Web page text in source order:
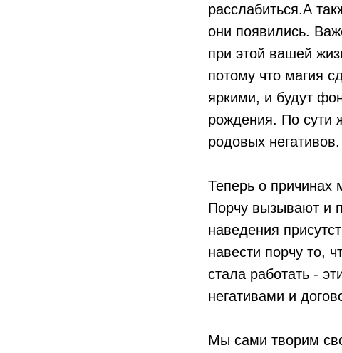
расслабиться.А
они появились.
при этой вашей
потому что магия
яркими, и будут
рождения. По сути
родовых негативов.
Теперь о причинах
Порчу вызывают и
наведения
навести порчу то,
стала работать -
негативами и
Мы сами творим